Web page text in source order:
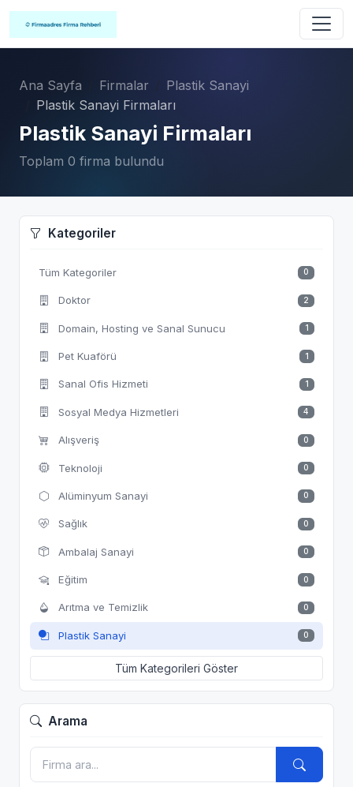
Ana Sayfa Firmalar
Plastik Sanayi
Plastik Sanayi Firmaları
Plastik Sanayi Firmaları
Toplam 0 firma bulundu
Kategoriler
Tüm Kategoriler 0
Doktor 2
Domain, Hosting ve Sanal Sunucu 1
Pet Kuaförü 1
Sanal Ofis Hizmeti 1
Sosyal Medya Hizmetleri 4
Alışveriş 0
Teknoloji 0
Alüminyum Sanayi 0
Sağlık 0
Ambalaj Sanayi 0
Eğitim 0
Arıtma ve Temizlik 0
Plastik Sanayi 0
Tüm Kategorileri Göster
Arama